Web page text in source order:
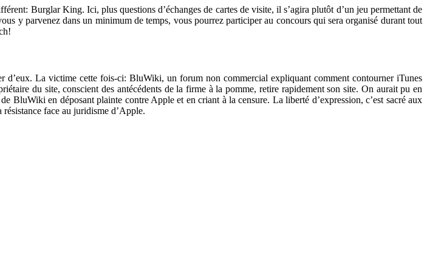
Burglar King. Ici, plus questions d’échanges de cartes de visite, il s’agira plutôt d’un jeu permettant de
y parvenez dans un minimum de temps, vous pourrez participer au concours qui sera organisé durant tout
La victime cette fois-ci: BluWiki, un forum non commercial expliquant comment contourner iTunes
du site, conscient des antécédents de la firme à la pomme, retire rapidement son site. On aurait pu en
BluWiki en déposant plainte contre Apple et en criant à la censure. La liberté d’expression, c’est sacré aux
face au juridisme d’Apple.